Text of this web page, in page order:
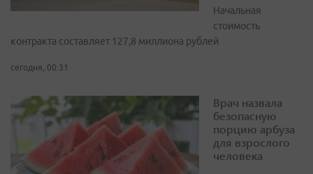
Начальная
стоимость
контракта составляет 127,8 миллиона рублей
сегодня, 00:31
Врач назвала
безопасную
порцию арбуза
для взрослого
человека